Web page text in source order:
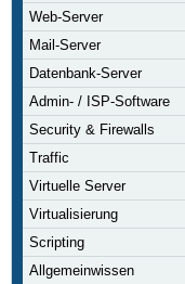
Web-Server
Mail-Server
Datenbank-Server
Admin- / ISP-Software
Security & Firewalls
Traffic
Virtuelle Server
Virtualisierung
Scripting
Allgemeinwissen